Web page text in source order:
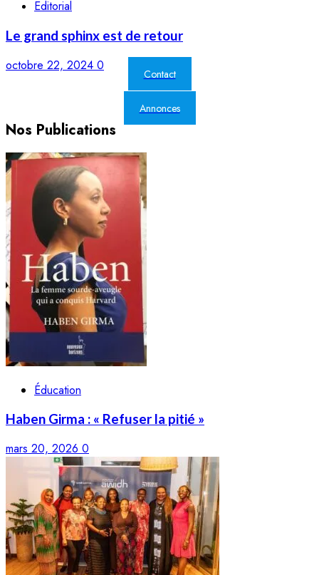
Editorial
Le grand sphinx est de retour
octobre 22, 2024 0
Contact
Annonces
Nos Publications
Éducation
Haben Girma : « Refuser la pitié »
mars 20, 2026 0